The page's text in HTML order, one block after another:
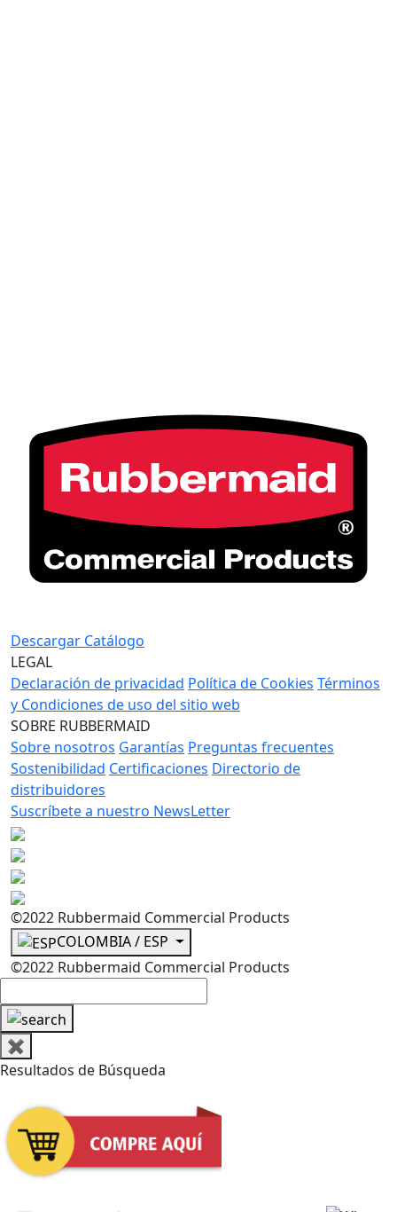
Descargar Catálogo
LEGAL
Declaración de privacidad Política de Cookies Términos
y Condiciones de uso del sitio web
SOBRE RUBBERMAID
Sobre nosotros Garantías Preguntas frecuentes
Sostenibilidad Certificaciones Directorio de
distribuidores
Suscríbete a nuestro NewsLetter
©2022 Rubbermaid Commercial Products
COLOMBIA / ESP
©2022 Rubbermaid Commercial Products
✖
Resultados de Búsqueda